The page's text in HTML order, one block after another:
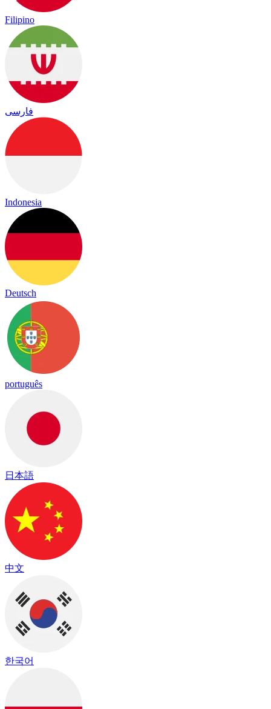
Filipino
فارسی
Indonesia
Deutsch
português
日本語
中文
한국어